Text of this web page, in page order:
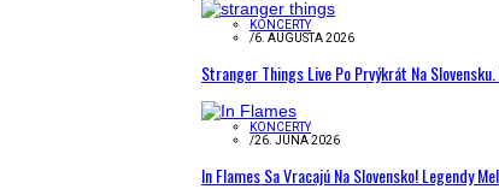
KONCERTY
/6. AUGUSTA 2026
Stranger Things Live Po Prvýkrát Na
KONCERTY
/26. JÚNA 2026
In Flames Sa Vracajú Na Slovensko! Legendy